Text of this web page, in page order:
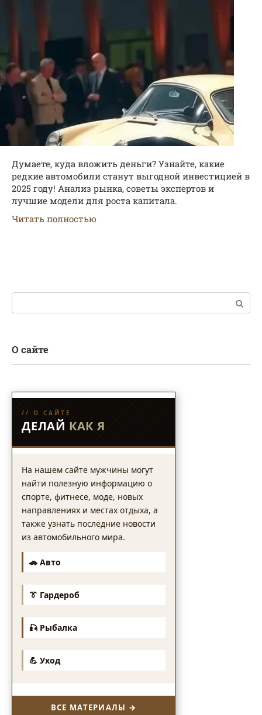
Думаете, куда вложить деньги? Узнайте, какие
редкие автомобили станут выгодной инвестицией в
2025 году! Анализ рынка, советы экспертов и
лучшие модели для роста капитала.
Читать полностью
Поиск:
О сайте
// О САЙТЕ
ДЕЛАЙ КАК Я
На нашем сайте мужчины могут
найти полезную информацию о
спорте, фитнесе, моде, новых
направлениях и местах отдыха, а
также узнать последние новости
из автомобильного мира.
🚗 Авто
👔 Гардероб
🎣 Рыбалка
💪 Уход
ВСЕ МАТЕРИАЛЫ →